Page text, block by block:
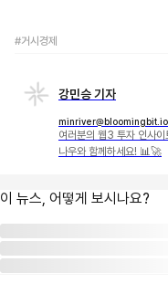
#거시경제
강민승 기자
minriver@bloomingbit.io
여러분의 웹3 투자 인사이
나우와 함께하세요! 📊🚀
이 뉴스, 어떻게 보시나요?